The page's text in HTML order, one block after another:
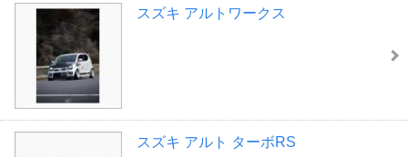
スズキ アルトワークス
スズキ アルト ターボRS